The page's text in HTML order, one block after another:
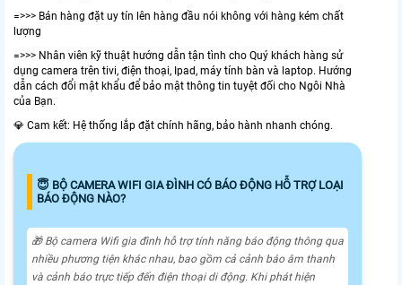
=>>> Bán hàng đặt uy tín lên hàng đầu nói không với hàng kém chất
lượng
=>>> Nhân viên kỹ thuật hướng dẫn tận tình cho Quý khách hàng sử
dụng camera trên tivi, điện thoại, Ipad, máy tính bàn và laptop. Hướng
dẫn cách đổi mật khẩu để bảo mật thông tin tuyệt đối cho Ngôi Nhà
của Bạn.
💎 Cam kết: Hệ thống lắp đặt chính hãng, bảo hành nhanh chóng.
😇 BỘ CAMERA WIFI GIA ĐÌNH CÓ BÁO ĐỘNG HỖ TRỢ LOẠI
BÁO ĐỘNG NÀO?
🎁 Bộ camera Wifi gia đình hỗ trợ tính năng báo động thông qua
nhiều phương tiện khác nhau, bao gồm cả cảnh báo âm thanh
và cảnh báo trực tiếp đến điện thoại di động. Khi phát hiện